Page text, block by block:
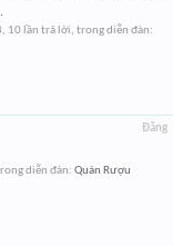
, 10 lần trả lời, trong diễn đàn:
Đăng
diễn đàn: Quán Rượu